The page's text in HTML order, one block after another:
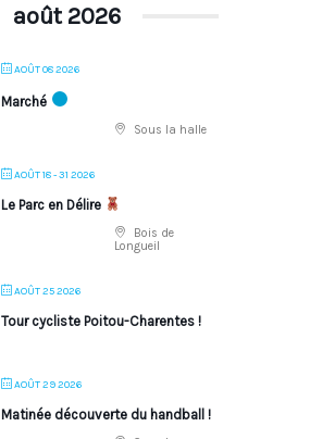
août 2026
AOÛT 08 2026
Marché
Sous la halle
AOÛT 18 - 31 2026
Le Parc en Délire
Bois de
Longueil
AOÛT 25 2026
Tour cycliste Poitou-Charentes !
AOÛT 29 2026
Matinée découverte du handball !